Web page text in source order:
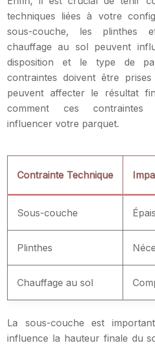
techniques liées à votre
sous-couche, les plinthes
chauffage au sol peuvent
disposition et le type de
contraintes doivent être
peuvent affecter le résultat
comment ces contraintes
influencer votre parquet.
Contrainte Technique
Sous-couche
Plinthes
Chauffage au sol
La sous-couche est
influence la hauteur finale du